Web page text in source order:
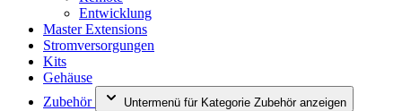
Entwicklung
Master Extensions
Stromversorgungen
Kits
Gehäuse
Zubehör
Untermenü für Kategorie Zubehör anzeigen